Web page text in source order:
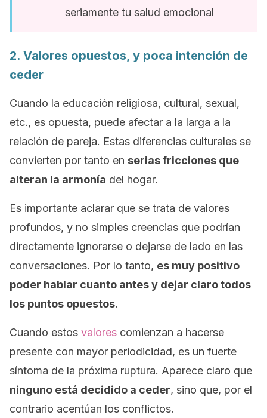
seriamente tu salud emocional
2. Valores opuestos, y poca intención de
ceder
Cuando la educación religiosa, cultural, sexual,
etc., es opuesta, puede afectar a la larga a la
relación de pareja. Estas diferencias culturales se
convierten por tanto en serias fricciones que
alteran la armonía del hogar.
Es importante aclarar que se trata de valores
profundos, y no simples creencias que podrían
directamente ignorarse o dejarse de lado en las
conversaciones. Por lo tanto, es muy positivo
poder hablar cuanto antes y dejar claro todos
los puntos opuestos.
Cuando estos valores comienzan a hacerse
presente con mayor periodicidad, es un fuerte
síntoma de la próxima ruptura. Aparece claro que
ninguno está decidido a ceder, sino que, por el
contrario acentúan los conflictos.